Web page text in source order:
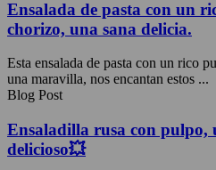
Ensalada de pasta con un
chorizo, una sana delicia.
Esta ensalada de pasta con un rico
una maravilla, nos encantan estos ...
Blog Post
Ensaladilla rusa con pulpo,
delicioso💥